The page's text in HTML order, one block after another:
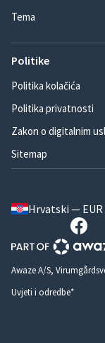
Tema
Politike
Politika kolačića
Politika privatnosti
Zakon o digitalnim
Sitemap
Hrvatski — EUR
Awaze A/S,
Uvjeti i odredbe*